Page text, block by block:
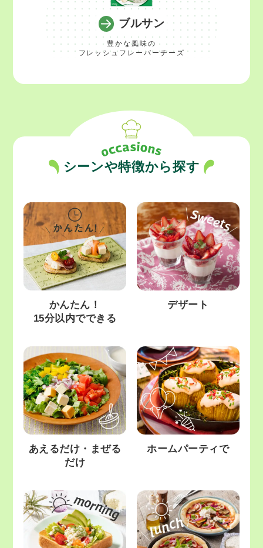
ブルサン
豊かな風味の
フレッシュフレーバーチーズ
シーンや特徴から探す
かんたん！
15分以内でできる
デザート
あえるだけ・まぜる
だけ
ホームパーティで